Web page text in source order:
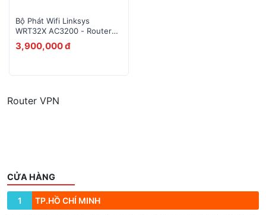
Bộ Phát Wifi Linksys
WRT32X AC3200 - Router
VPN
3,900,000 đ
Router VPN
CỬA HÀNG
1 TP.HỒ CHÍ MINH